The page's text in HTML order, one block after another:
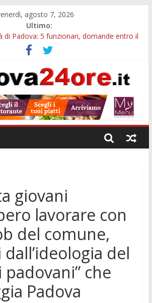
agosto 7, 2026
Ultimo:
di Padova: 5 funzionari, domande entro il
ore 10: arresto, fermata Busitalia e
un’ora per osservare davvero
ore 21: lavoratore morto, credito sul
visite ed escursioni fino a settembre
giovani
lavorare con
del comune,
del
padovani” che
Padova